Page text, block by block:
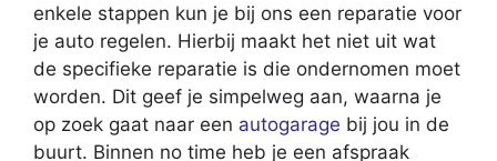
enkele stappen kun je bij ons een reparatie voor
je auto regelen. Hierbij maakt het niet uit wat
de specifieke reparatie is die ondernomen moet
worden. Dit geef je simpelweg aan, waarna je
op zoek gaat naar een autogarage bij jou in de
buurt. Binnen no time heb je een afspraak